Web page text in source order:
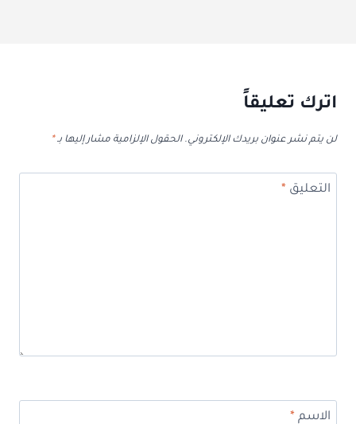
اترك تعليقاً
لن يتم نشر عنوان بريدك الإلكتروني. الحقول الإلزامية مشار إليها بـ*
التعليق*
الاسم*